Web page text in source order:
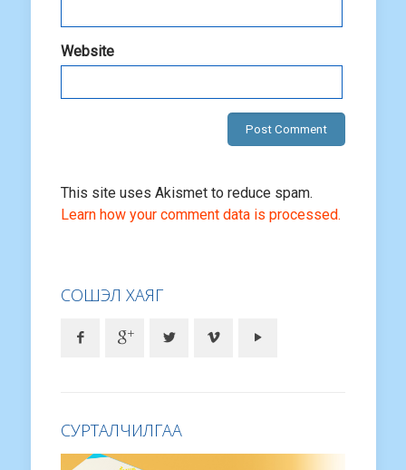
Website
This site uses Akismet to reduce spam.
Learn how your comment data is processed.
СОШЭЛ ХАЯГ
СУРТАЛЧИЛГАА